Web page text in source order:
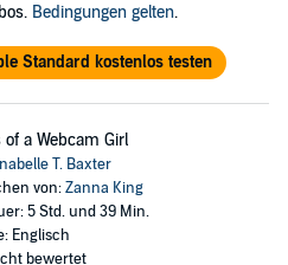
Bedingungen gelten.
Standard kostenlos testen
of a Webcam Girl
T. Baxter
von:Zanna King
5 Std. und 39 Min.
Englisch
bewertet